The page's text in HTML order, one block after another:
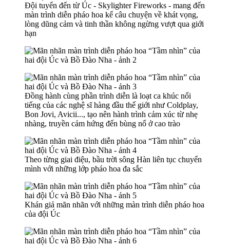
Đội tuyển đến từ Úc - Skylighter Fireworks - mang đến
màn trình diễn pháo hoa kể câu chuyện về khát vọng,
lòng dũng cảm và tinh thần không ngừng vượt qua giới
hạn
Đồng hành cùng phần trình diễn là loạt ca khúc nổi
tiếng của các nghệ sĩ hàng đầu thế giới như Coldplay,
Bon Jovi, Avicii..., tạo nên hành trình cảm xúc từ nhẹ
nhàng, truyền cảm hứng đến bùng nổ ở cao trào
Theo từng giai điệu, bầu trời sông Hàn liên tục chuyển
mình với những lớp pháo hoa đa sắc
Khán giả mãn nhãn với những màn trình diễn pháo hoa
của đội Úc